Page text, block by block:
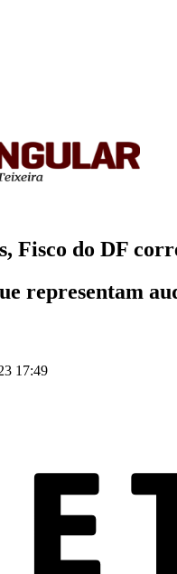
Fisco do DF
representam
17:49